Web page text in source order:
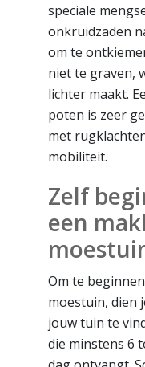
speciale
onkruidzaden
om te
niet te graven,
lichter maakt.
poten is zeer
met
mobiliteit.
Zelf
een
Om te
moestuin, dien
jouw tuin te
die minstens 6